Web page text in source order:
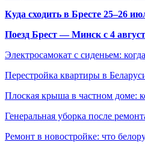
Куда сходить в Бресте 25–26
Поезд Брест — Минск с 4
Электросамокат с сиденьем:
Перестройка квартиры в
Плоская крыша в частном доме:
Генеральная уборка после
Ремонт в новостройке: что